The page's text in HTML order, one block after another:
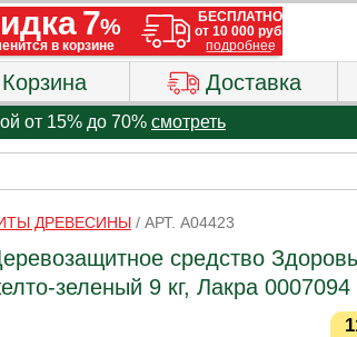
Корзина Доставка
от 15% до 70% смотреть
ДРЕВЕСИНЫ/ АРТ. A04423
средство
зеленый 9 кг, Лакра 0007094